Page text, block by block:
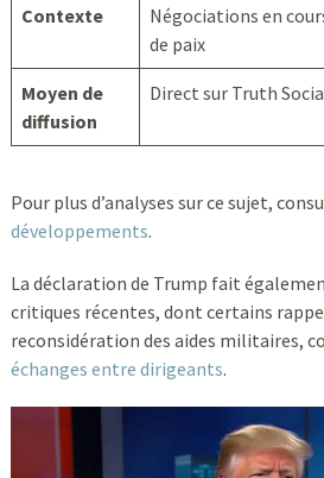
Contexte
Négociations en
de paix
Moyen de
diffusion
Direct sur Truth
Pour plus d’analyses sur ce sujet,
développements.
La déclaration de Trump fait
critiques récentes, dont certains
reconsidération des aides militaires,
échanges entre dirigeants.